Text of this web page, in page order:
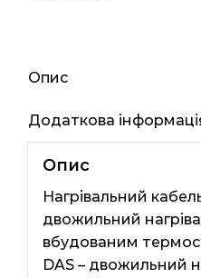
Опис
Додаткова
Опис
Нагрівальний
двожильний
вбудованим
DAS – двожильний